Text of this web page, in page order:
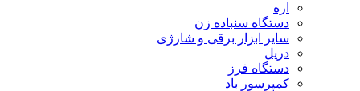
اره
دستگاه سنباده زن
سایر ابزار برقی و شارژی
دریل
دستگاه فرز
کمپرسور باد